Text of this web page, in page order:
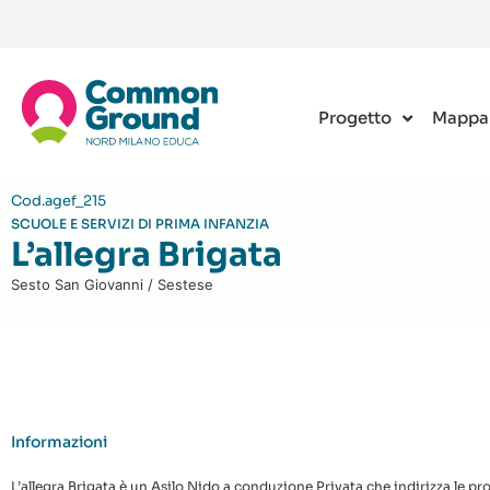
Progetto Mappa
Cod.agef_215
SCUOLE E SERVIZI DI PRIMA INFANZIA
L’allegra Brigata
Sesto San Giovanni / Sestese
Informazioni
L’allegra Brigata è un Asilo Nido a conduzione Privata che indirizza le